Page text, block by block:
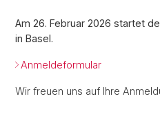
Am 26. Februar 2026 startet
in Basel.
Anmeldeformular
Wir freuen uns auf Ihre